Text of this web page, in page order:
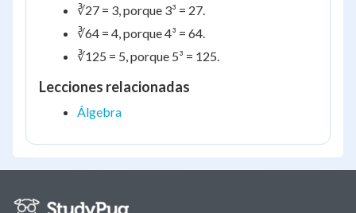
∛27 = 3, porque 3³ = 27.
∛64 = 4, porque 4³ = 64.
∛125 = 5, porque 5³ = 125.
Lecciones relacionadas
Álgebra